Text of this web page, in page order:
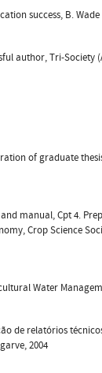
success, B.
author, Tri-Society
of graduate
manual, Cpt 4.
Crop Science
Water
de relatórios
2004